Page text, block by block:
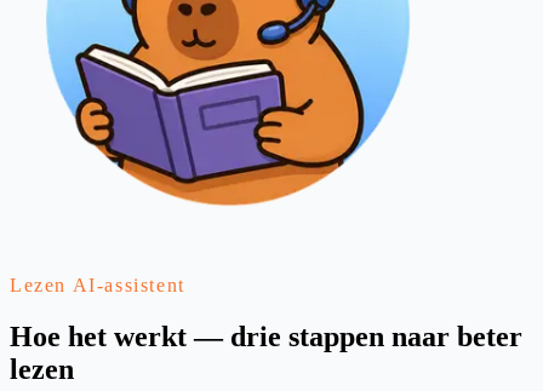
Lezen AI-assistent
Hoe het werkt — drie stappen naar beter
lezen